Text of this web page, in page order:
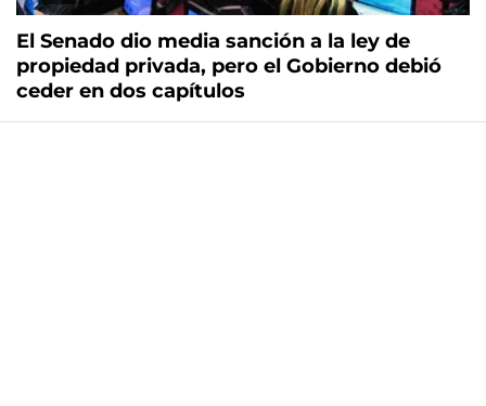
El Senado dio media sanción a la ley de
propiedad privada, pero el Gobierno debió
ceder en dos capítulos